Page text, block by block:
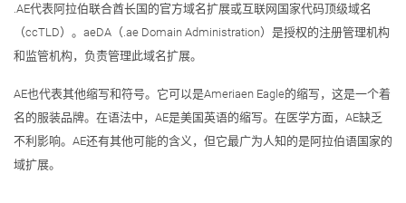
.AE代表阿拉伯联合酋长国的官方域名扩展或互联网国家代码顶级域名
（ccTLD）。aeDA（.ae Domain Administration）是授权的注册管理机构
和监管机构，负责管理此域名扩展。
AE也代表其他缩写和符号。它可以是Ameriaen Eagle的缩写，这是一个着
名的服装品牌。在语法中，AE是美国英语的缩写。在医学方面，AE缺乏
不利影响。AE还有其他可能的含义，但它最广为人知的是阿拉伯语国家的
域扩展。